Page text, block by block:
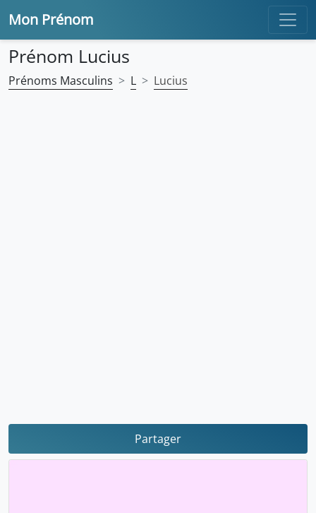
Mon Prénom
Prénom Lucius
Prénoms Masculins L Lucius
Partager